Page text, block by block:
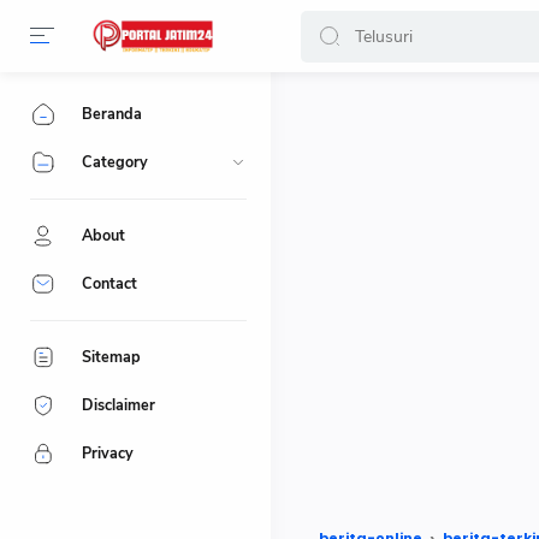
Beranda
Category
About
Contact
Sitemap
Disclaimer
Privacy